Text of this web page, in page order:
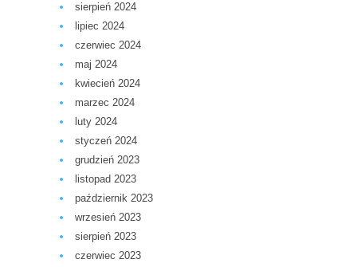
sierpień 2024
lipiec 2024
czerwiec 2024
maj 2024
kwiecień 2024
marzec 2024
luty 2024
styczeń 2024
grudzień 2023
listopad 2023
październik 2023
wrzesień 2023
sierpień 2023
czerwiec 2023